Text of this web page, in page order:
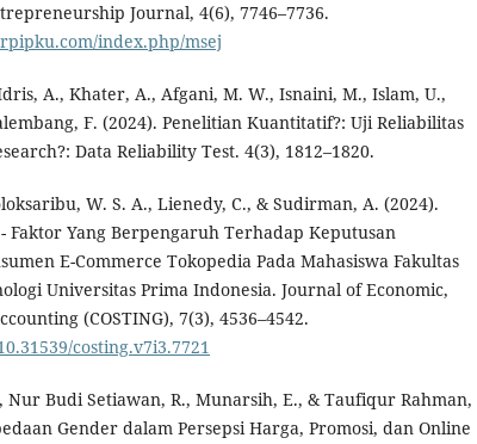
Journal, 4(6), 7746–7736.
index.php/msej
A., Khater, A., Afgani, M. W., Isnaini, M., Islam, U.,
F. (2024). Penelitian Kuantitatif?: Uji Reliabilitas
Data Reliability Test. 4(3), 1812–1820.
W. S. A., Lienedy, C., & Sudirman, A. (2024).
Faktor Yang Berpengaruh Terhadap Keputusan
E-Commerce Tokopedia Pada Mahasiswa Fakultas
Universitas Prima Indonesia. Journal of Economic,
(COSTING), 7(3), 4536–4542.
costing.v7i3.7721
Nur Budi Setiawan, R., Munarsih, E., & Taufiqur Rahman,
Gender dalam Persepsi Harga, Promosi, dan Online